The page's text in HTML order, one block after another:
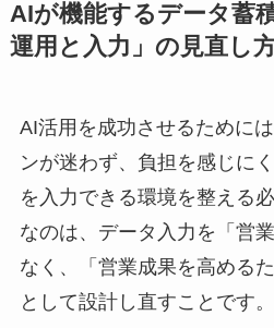
AIが機能するデータ蓄
運用と入力」の見直し
AI活用を成功させるために
ンが迷わず、負担を感じに
を入力できる環境を整える
なのは、データ入力を「営
なく、「営業成果を高める
として設計し直すことです。